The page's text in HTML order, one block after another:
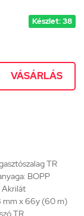
Készlet: 38
VÁSÁRLÁS
TR
BOPP
Akrilát
mm x 66y (60 m)
TR